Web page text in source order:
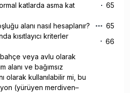
katlarda asma kat
65
alanı nasıl hesaplanır?
65
kısıtlayıcı kriterler
66
veya avlu olarak
alanı ve bağımsız
olarak kullanılabilir mi, bu
(yürüyen merdiven–